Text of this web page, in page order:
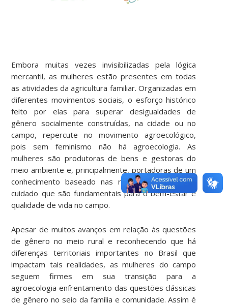
Embora muitas vezes invisibilizadas pela lógica
mercantil, as mulheres estão presentes em todas
as atividades da agricultura familiar. Organizadas em
diferentes movimentos sociais, o esforço histórico
feito por elas para superar desigualdades de
gênero socialmente construídas, na cidade ou no
campo, repercute no movimento agroecológico,
pois sem feminismo não há agroecologia. As
mulheres são produtoras de bens e gestoras do
meio ambiente e, principalmente, portadoras de um
conhecimento baseado nas relações de afeto e
cuidado que são fundamentais para o bem-estar e
qualidade de vida no campo.
Apesar de muitos avanços em relação às questões
de gênero no meio rural e reconhecendo que há
diferenças territoriais importantes no Brasil que
impactam tais realidades, as mulheres do campo
seguem firmes em sua transição para a
agroecologia enfrentamento das questões clássicas
de gênero no seio da família e comunidade. Assim é